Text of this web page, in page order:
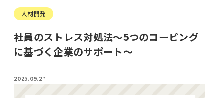
人材開発
社員のストレス対処法～5つのコーピング
に基づく企業のサポート～
2025.09.27